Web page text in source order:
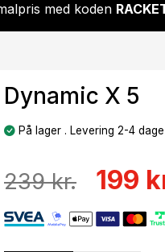
med koden
Dynamic X 5
På lager . Levering 2-4 dage
239 kr. 199